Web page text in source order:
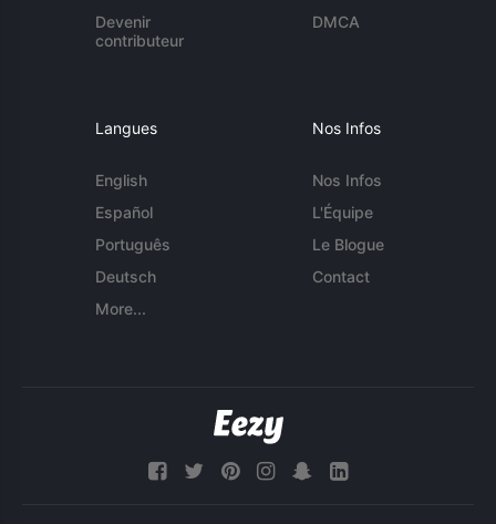
Devenir
contributeur
DMCA
Langues
English
Español
Português
Deutsch
More...
Nos Infos
Nos Infos
L'Équipe
Le Blogue
Contact